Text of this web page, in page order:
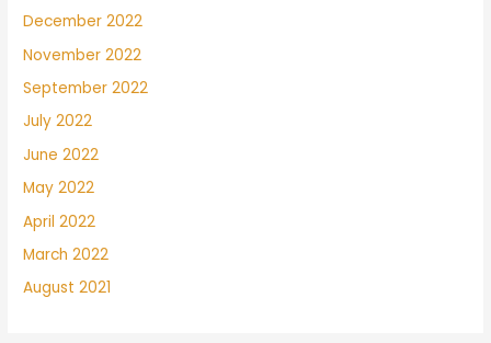
December 2022
November 2022
September 2022
July 2022
June 2022
May 2022
April 2022
March 2022
August 2021